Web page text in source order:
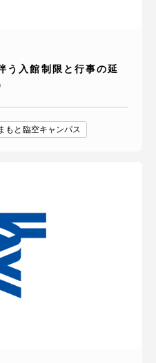
う入館制限と行事の延
もと臨空キャンパス